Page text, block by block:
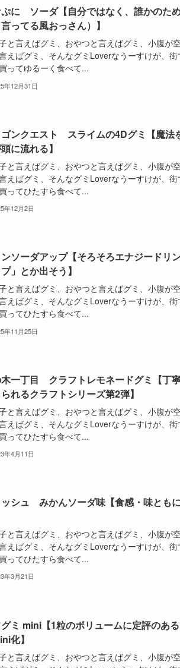
に ソーダ【自分ではなく、誰かのた
ってる風おっさん）】
と言えばグミ、おやつと言えばグミ、小腹が
えばグミ、そんなグミLoverなうーすけが、
ってゆるーく食べて...
年12月31日
ンクエスト スライムの4Dグミ【魔法
に流れる】
と言えばグミ、おやつと言えばグミ、小腹が
えばグミ、そんなグミLoverなうーすけが、
ってひたすら食べて...
年12月2日
ソーダアップ【そろそろエナジードリ
」とか出そう】
と言えばグミ、おやつと言えばグミ、小腹が
えばグミ、そんなグミLoverなうーすけが、
ってひたすら食べて...
年11月25日
一丁目 クラフトレモネードグミ【丁
れるクラフトシリーズ第2弾】
と言えばグミ、おやつと言えばグミ、小腹が
えばグミ、そんなグミLoverなうーすけが、
ってひたすら食べて...
年4月11日
シュ みかんソーダ味【食感・味とも
と言えばグミ、おやつと言えばグミ、小腹が
えばグミ、そんなグミLoverなうーすけが、
ってひたすら食べて...
年3月21日
ミ mini【1粒のボリュームに定評のあ
化】
と言えばグミ、おやつと言えばグミ、小腹が